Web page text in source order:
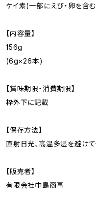
ケイ素(一部にえび・卵を含
【内容量】
156g
(6g×26本)
【賞味期限・消費期限】
枠外下に記載
【保存方法】
直射日光、高温多湿を避け
【販売者】
有限会社中島商事